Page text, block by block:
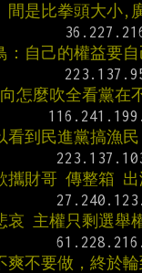
間是比拳頭大小,
：自己的權益要自
怎麼吹全看黨在
到民進黨搞漁民
財哥 傳整箱
主權只剩選舉
爽不要做，終於輪